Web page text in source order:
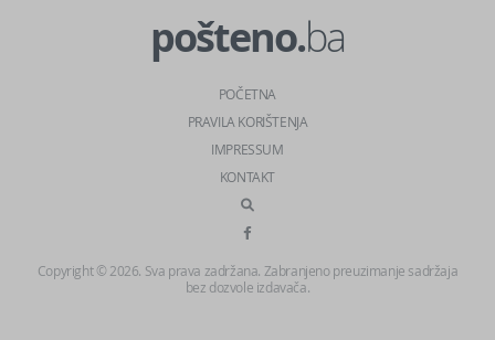
pošteno.ba
POČETNA
PRAVILA KORIŠTENJA
IMPRESSUM
KONTAKT
Copyright © 2026. Sva prava zadržana. Zabranjeno preuzimanje sadržaja
bez dozvole izdavača.